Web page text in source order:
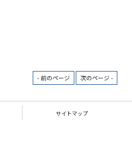
- 前のページ 次のページ -
サイトマップ